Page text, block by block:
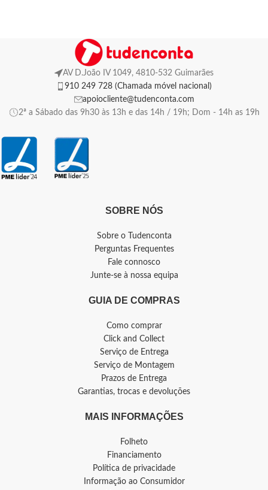
AV D.João IV 1049, 4810-532 Guimarães
910 249 728 (Chamada móvel nacional)
apoiocliente@tudenconta.com
2ª a Sábado das 9h30 às 13h e das 14h / 19h; Dom - 14h as 19h
SOBRE NÓS
Sobre o Tudenconta
Perguntas Frequentes
Fale connosco
Junte-se à nossa equipa
GUIA DE COMPRAS
Como comprar
Click and Collect
Serviço de Entrega
Serviço de Montagem
Prazos de Entrega
Garantias, trocas e devoluções
MAIS INFORMAÇÕES
Folheto
Financiamento
Política de privacidade
Informação ao Consumidor